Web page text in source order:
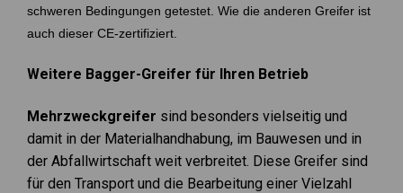
schweren Bedingungen getestet. Wie die anderen Greifer ist
auch dieser CE-zertifiziert.
Weitere Bagger-Greifer für Ihren Betrieb
Mehrzweckgreifer sind besonders vielseitig und
damit in der Materialhandhabung, im Bauwesen und in
der Abfallwirtschaft weit verbreitet. Diese Greifer sind
für den Transport und die Bearbeitung einer Vielzahl